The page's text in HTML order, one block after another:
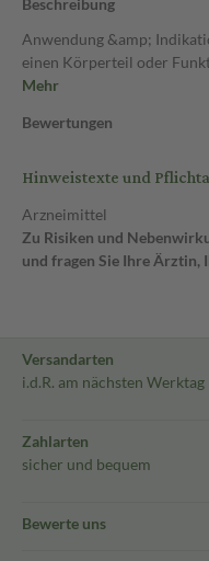
Beschreibung
Anwendung &amp;
einen Körperteil oder
Mehr
Bewertungen
Hinweistexte und
Arzneimittel
Zu Risiken und
und fragen Sie Ihre
Versandarten
i.d.R. am nächsten Werktag
Zahlarten
sicher und bequem
Bewerte uns